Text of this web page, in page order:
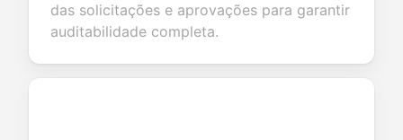
das solicitações e aprovações para garantir
auditabilidade completa.